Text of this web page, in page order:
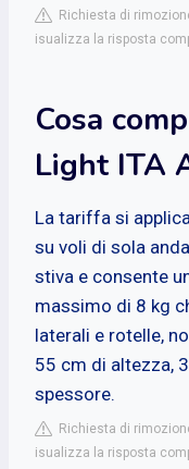
Richiesta di
isualizza la risposta
Cosa
Light ITA
La tariffa si
su voli di sola
stiva e consente
massimo di 8 kg
laterali e rotelle,
55 cm di altezza,
spessore.
Richiesta di
isualizza la risposta